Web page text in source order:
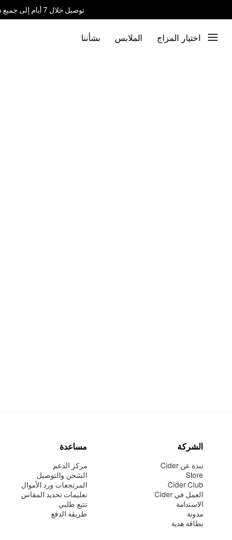
توصيل خلال 7 أيام إلى جميع دول الخليج
اختيار المزاج الملابس بشأننا
الشركة
نبذة عن Cider
Store
Cider Club
العمل في Cider
الاستدامة
مدونة
بطاقة هدية
مساعدة
مركز الدعم
الشحن والتوصيل
المرتجعات ورد الأموال
تعليمات تحديد المقاس
تتبع طلبي
طريقة الدفع